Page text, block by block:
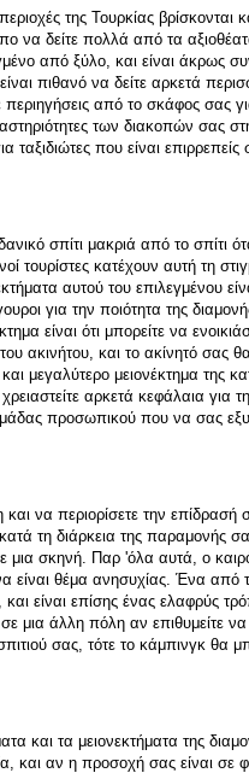
της Τουρκίας
να δείτε πολλά από τα
από ξύλο, και είναι άκρως
πιθανό να δείτε αρκετά
από το σκάφος σας
των διακοπών σας
ταξιδιώτες που είναι επιρρεπείς
σπίτι μακριά από το σπίτι
τουρίστες κατέχουν αυτή τη
αυτού του επιλεγμένου
για την ποιότητα της
είναι ότι μπορείτε να
ακινήτου, και το ακίνητό σας
μεγαλύτερο μειονέκτημα της
αρκετά κεφάλαια για
προσωπικού που να σας
να περιορίσετε την
τη διάρκεια της παραμονής
σε μια σκηνή. Παρ 'όλα αυτά, ο
είναι θέμα ανησυχίας. Ένα από
και είναι επίσης ένας ελαφρύς
μια άλλη πόλη αν επιθυμείτε
σας, τότε το κάμπινγκ θα
και τα μειονεκτήματα της
και αν η προσοχή σας είναι σε